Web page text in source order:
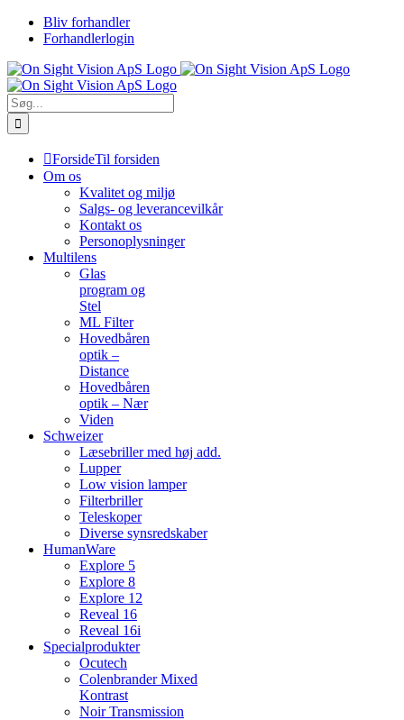
Skip
Bliv forhandler
Forhandlerlogin
Søg
efter:
ForsideTil forsiden
Om os
Kvalitet og miljø
Salgs- og leverancevilkår
Kontakt os
Personoplysninger
Multilens
Glas
program og
Stel
ML Filter
Hovedbåren
optik –
Distance
Hovedbåren
optik – Nær
Viden
Schweizer
Læsebriller med høj add.
Lupper
Low vision lamper
Filterbriller
Teleskoper
Diverse synsredskaber
HumanWare
Explore 5
Explore 8
Explore 12
Reveal 16
Reveal 16i
Specialprodukter
Ocutech
Colenbrander Mixed
Kontrast
Noir Transmission